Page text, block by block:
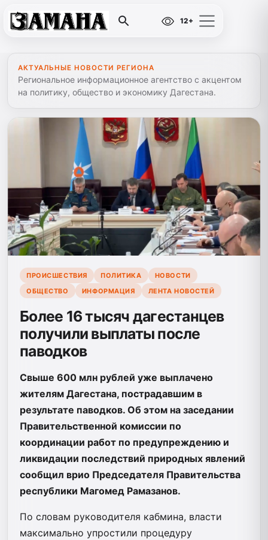
12+
АКТУАЛЬНЫЕ НОВОСТИ РЕГИОНА
Региональное информационное агентство с акцентом
на политику, общество и экономику Дагестана.
ПРОИСШЕСТВИЯ ПОЛИТИКА
НОВОСТИ
ОБЩЕСТВО
ИНФОРМАЦИЯ ЛЕНТА НОВОСТЕЙ
Более 16 тысяч дагестанцев
получили выплаты после
паводков
Свыше 600 млн рублей уже выплачено
жителям Дагестана, пострадавшим в
результате паводков. Об этом на заседании
Правительственной комиссии по
координации работ по предупреждению и
ликвидации последствий природных явлений
сообщил врио Председателя Правительства
республики Магомед Рамазанов.
По словам руководителя кабмина, власти
максимально упростили процедуру